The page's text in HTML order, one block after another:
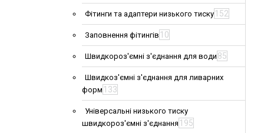
Фітинги та адаптери низького тиску 152
Заповнення фітингів 10
Швидкороз'ємні з'єднання для води 85
Швидкоз'ємні з'єднання для ливарних
форм 133
Універсальні низького тиску
швидкороз'ємні з'єднання 195